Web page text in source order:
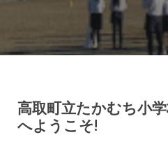
高取町立たかむち小
へようこそ!